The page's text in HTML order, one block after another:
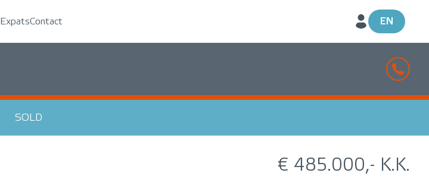
ExpatsContact EN
SOLD
€ 485.000,- K.K.